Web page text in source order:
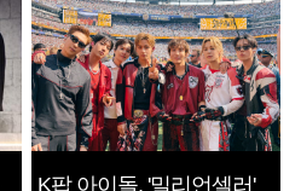
K팝 아이돌, '밀리언셀러'